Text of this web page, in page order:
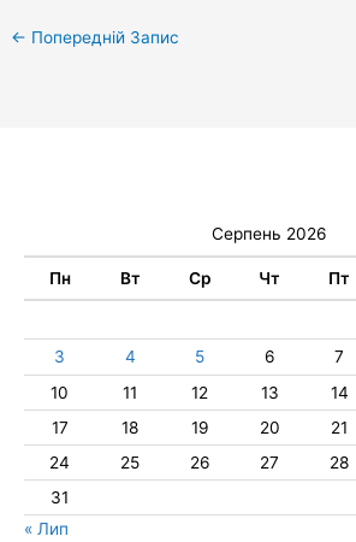
← Попередній Запис
Серпень 2026
Пн Вт Ср Чт Пт
3
4 5 6 7
10
11 12 13 14
17
18 19 20 21
24
25 26 27 28
31
« Лип